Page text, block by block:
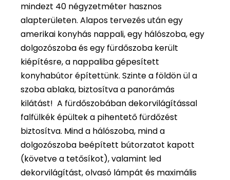
mindezt 40 négyzetméter hasznos
alapterületen. Alapos tervezés után egy
amerikai konyhás nappali, egy hálószoba, egy
dolgozószoba és egy fürdőszoba került
kiépítésre, a nappaliba gépesített
konyhabútor építettünk. Szinte a földön ül a
szoba ablaka, biztosítva a panorámás
kilátást! A fürdőszobában dekorvilágítással
falfülkék épültek a pihentető fürdőzést
biztosítva. Mind a hálószoba, mind a
dolgozószoba beépített bútorzatot kapott
(követve a tetősíkot), valamint led
dekorvilágítást, olvasó lámpát és maximális